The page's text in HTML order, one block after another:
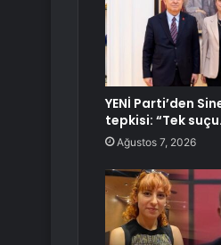
YENİ Parti’den
tepkisi: “Tek
Ağustos 7, 2026